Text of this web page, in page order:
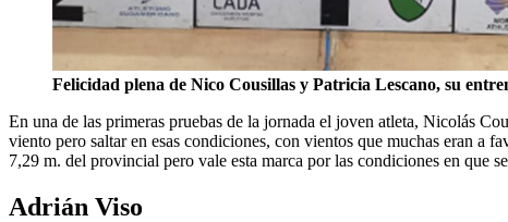
Felicidad plena de Nico Cousillas y Patricia Lescano, su
En una de las primeras pruebas de la jornada el joven atleta, Nicolás
viento pero saltar en esas condiciones, con vientos que muchas eran a
7,29 m. del provincial pero vale esta marca por las condiciones en que
Adrián Viso